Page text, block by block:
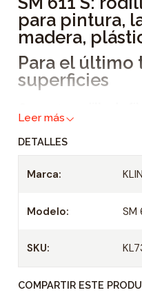
d
a
d
para pintura,
madera,
Para el último
superficies
ningún problema.
Por este
apropiado
superficies
Leer más
DETALLES
Marca:
Modelo: SM
SKU:
COMPARTIR ESTE